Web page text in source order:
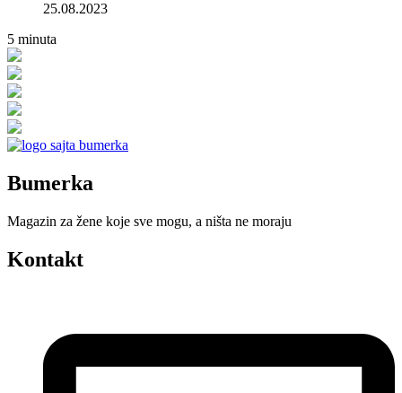
25.08.2023
5 minuta
Bumerka
Magazin za žene koje sve mogu, a ništa ne moraju
Kontakt